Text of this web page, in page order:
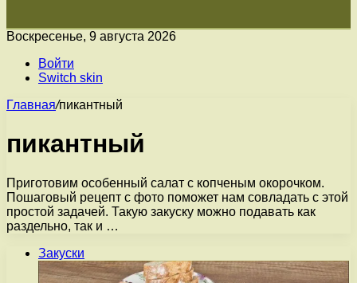
Воскресенье, 9 августа 2026
Войти
Switch skin
Главная/пикантный
пикантный
Приготовим особенный салат с копченым окорочком.
Пошаговый рецепт с фото поможет нам совладать с этой
простой задачей. Такую закуску можно подавать как
раздельно, так и …
Закуски